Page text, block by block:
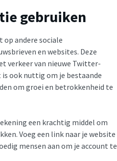
gebruiken
andere sociale
en websites. Deze
verkeer van nieuwe Twitter-
ook nuttig om je bestaande
om groei en betrokkenheid te
een krachtig middel om
Voeg een link naar je website
mensen aan om je account te